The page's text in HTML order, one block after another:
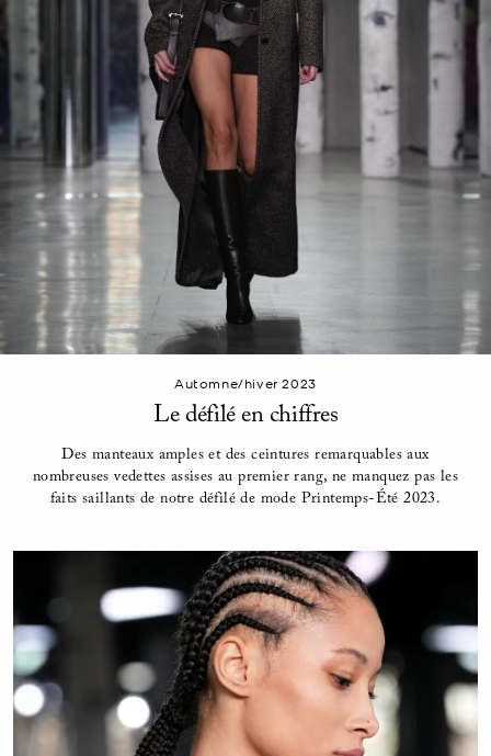
Automne/hiver 2023
Le défilé en chiffres
Des manteaux amples et des ceintures remarquables aux
nombreuses vedettes assises au premier rang, ne manquez pas les
faits saillants de notre défilé de mode Printemps-Été 2023.